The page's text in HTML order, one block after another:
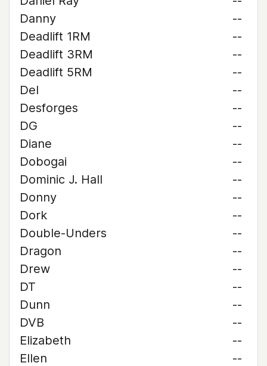
Danny
--
Deadlift 1RM
--
Deadlift 3RM
--
Deadlift 5RM
--
Del
--
Desforges
--
DG
--
Diane
--
Dobogai
--
Dominic J. Hall
--
Donny
--
Dork
--
Double-Unders
--
Dragon
--
Drew
--
DT
--
Dunn
--
DVB
--
Elizabeth
--
Ellen
--